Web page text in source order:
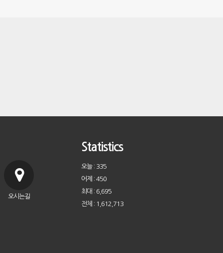
오시는길
Statistics
오늘 : 335
어제 : 450
최대 : 6,695
전체 : 1,612,713